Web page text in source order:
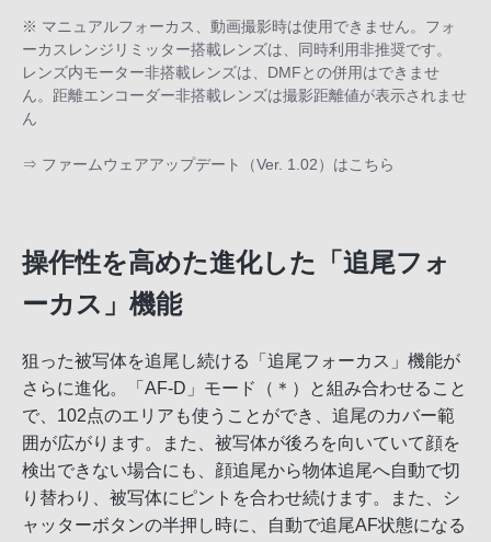
※ マニュアルフォーカス、動画撮影時は使用できません。フォ
ーカスレンジリミッター搭載レンズは、同時利用非推奨です。
レンズ内モーター非搭載レンズは、DMFとの併用はできませ
ん。距離エンコーダー非搭載レンズは撮影距離値が表示されませ
ん
⇒ ファームウェアアップデート（Ver. 1.02）はこちら
操作性を高めた進化した「追尾フォ
ーカス」機能
狙った被写体を追尾し続ける「追尾フォーカス」機能が
さらに進化。「AF-D」モード（＊）と組み合わせること
で、102点のエリアも使うことができ、追尾のカバー範
囲が広がります。また、被写体が後ろを向いていて顔を
検出できない場合にも、顔追尾から物体追尾へ自動で切
り替わり、被写体にピントを合わせ続けます。また、シ
ャッターボタンの半押し時に、自動で追尾AF状態になる